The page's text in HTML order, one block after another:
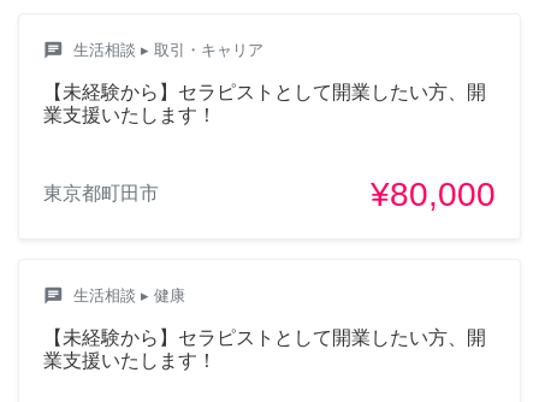
chat 生活相談 ▸ 取引・キャリア
【未経験から】セラピストとして開業したい方、開
業支援いたします！
東京都町田市 ¥80,000
chat 生活相談 ▸ 健康
【未経験から】セラピストとして開業したい方、開
業支援いたします！